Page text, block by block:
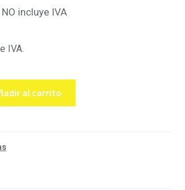
incluye IVA
IVA.
al carrito